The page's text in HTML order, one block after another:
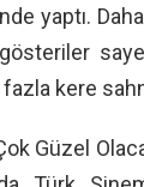
yaptı.
kere
Güzel